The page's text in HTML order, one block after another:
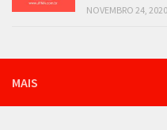
NOVEMBRO 24, 2020
MAIS